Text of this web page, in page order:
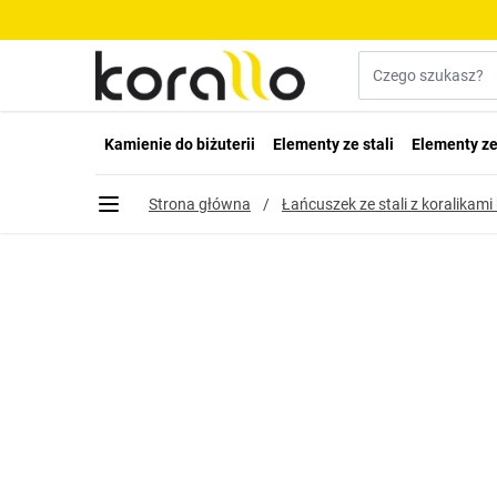
Kamienie do biżuterii Elementy ze stali Elementy
Strona główna / Łańcuszek ze stali z koralikami